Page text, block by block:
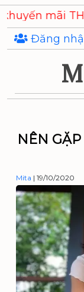
Skip
to
the
content
áp
Đăng
NÊN
Mita | 19/10/2020